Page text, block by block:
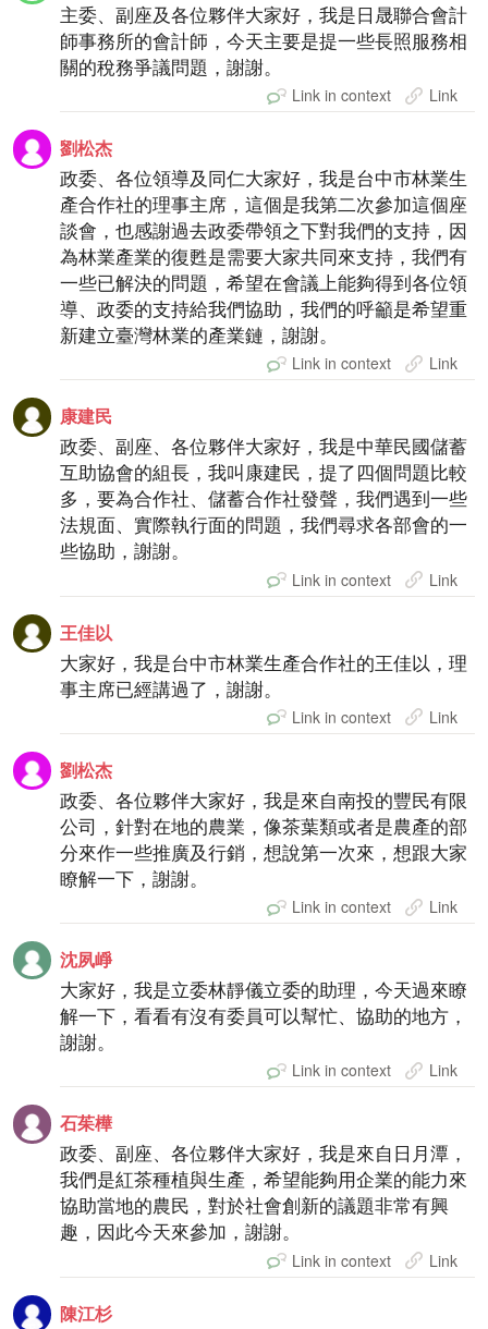
主委、副座及各位夥伴大家好，我是日晟聯合會計
師事務所的會計師，今天主要是提一些長照服務相
關的稅務爭議問題，謝謝。
Link in context Link
劉松杰
政委、各位領導及同仁大家好，我是台中市林業生
產合作社的理事主席，這個是我第二次參加這個座
談會，也感謝過去政委帶領之下對我們的支持，因
為林業產業的復甦是需要大家共同來支持，我們有
一些已解決的問題，希望在會議上能夠得到各位領
導、政委的支持給我們協助，我們的呼籲是希望重
新建立臺灣林業的產業鏈，謝謝。
Link in context Link
康建民
政委、副座、各位夥伴大家好，我是中華民國儲蓄
互助協會的組長，我叫康建民，提了四個問題比較
多，要為合作社、儲蓄合作社發聲，我們遇到一些
法規面、實際執行面的問題，我們尋求各部會的一
些協助，謝謝。
Link in context Link
王佳以
大家好，我是台中市林業生產合作社的王佳以，理
事主席已經講過了，謝謝。
Link in context Link
劉松杰
政委、各位夥伴大家好，我是來自南投的豐民有限
公司，針對在地的農業，像茶葉類或者是農產的部
分來作一些推廣及行銷，想說第一次來，想跟大家
瞭解一下，謝謝。
Link in context Link
沈夙崢
大家好，我是立委林靜儀立委的助理，今天過來瞭
解一下，看看有沒有委員可以幫忙、協助的地方，
謝謝。
Link in context Link
石茱樺
政委、副座、各位夥伴大家好，我是來自日月潭，
我們是紅茶種植與生產，希望能夠用企業的能力來
協助當地的農民，對於社會創新的議題非常有興
趣，因此今天來參加，謝謝。
Link in context Link
陳江杉